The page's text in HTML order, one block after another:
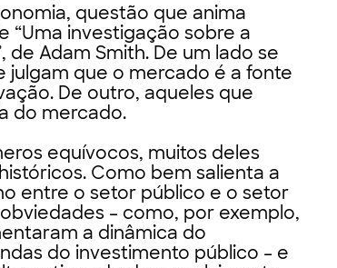
questão que anima
“Uma investigação sobre a
de Adam Smith. De um lado se
julgam que o mercado é a fonte
De outro, aqueles que
do mercado.
equívocos, muitos deles
Como bem salienta a
entre o setor público e o setor
– como, por exemplo,
a dinâmica do
do investimento público – e